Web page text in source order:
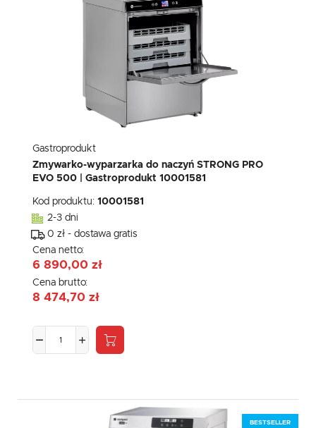
Gastroprodukt
Zmywarko-wyparzarka do naczyń STRONG PRO
EVO 500 | Gastroprodukt 10001581
Kod produktu: 10001581
2-3 dni
0 zł - dostawa gratis
Cena netto:
6 890,00 zł
Cena brutto:
8 474,70 zł
BESTSELLER